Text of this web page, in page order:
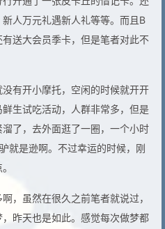
人万元礼遇新人礼等等。而且B
送大会员季卡，但是笔者对此不
有开小摩托，空闲的时候就开开
生试吃活动，人群非常多，但是
了，去外面逛了一圈，一个小时
就是逊啊。不过幸运的时候，刚
，虽然在很久之前笔者就说过，
昨天也是如此。感觉每次做梦都